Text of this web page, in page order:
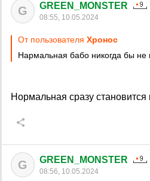
G GREEN_MONSTER
08:55, 10.05.2024
От пользователя Хронос
Нармальная бабо никогда бы не
Нормальная сразу становится
G GREEN_MONSTER
08:56, 10.05.2024